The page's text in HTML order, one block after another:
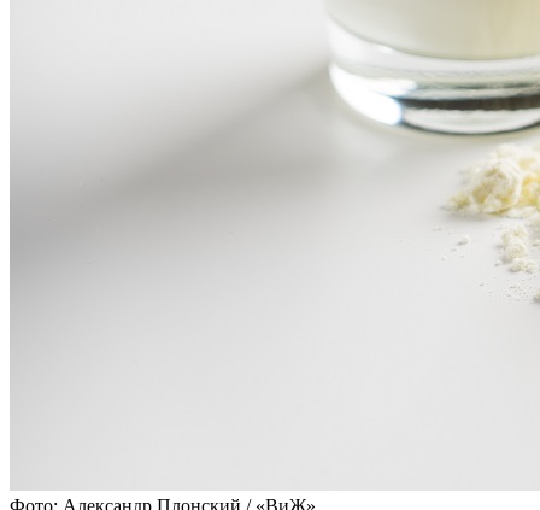
Фото: Александр Плонский / «ВиЖ»